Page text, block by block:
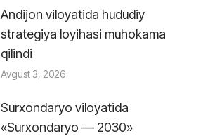
Andijon viloyatida hududiy
strategiya loyihasi muhokama
qilindi
Avgust 3, 2026
Surxondaryo viloyatida
«Surxondaryo — 2030»